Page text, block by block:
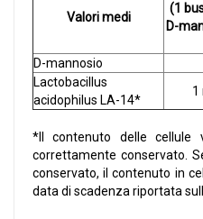
Valori medi
(1
D-
D-mannosio
Lactobacillus
acidophilus LA-14*
1
*Il contenuto delle cellule
correttamente conservato.
conservato, il contenuto in
data di scadenza riportata